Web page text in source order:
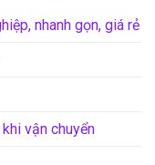
nhanh gọn, giá rẻ
vận chuyển